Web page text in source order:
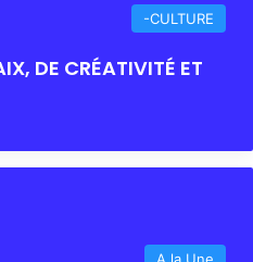
-CULTURE
DE CRÉATIVITÉ ET